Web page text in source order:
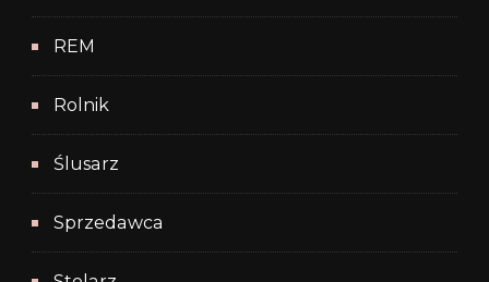
REM
Rolnik
Ślusarz
Sprzedawca